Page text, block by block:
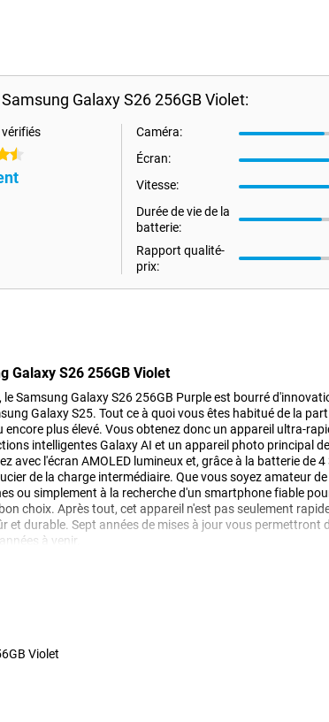
Galaxy S26 256GB Violet:
Caméra:
Écran:
Vitesse:
Durée de vie de la
batterie:
Rapport qualité-
prix:
Galaxy S26 256GB Violet
le Samsung Galaxy S26 256GB Purple est bourré
Galaxy S25. Tout ce à quoi vous êtes habitué de la
encore plus élevé. Vous obtenez donc un appareil ultra-
intelligentes Galaxy AI et un appareil photo principal
avec l'écran AMOLED lumineux et, grâce à la batterie de 4
de la charge intermédiaire. Que vous soyez amateur de
ou simplement à la recherche d'un smartphone fiable
choix. Après tout, cet appareil n'est pas seulement
et durable. Sept années de mises à jour vous permettront
à venir.
vie
que votre téléphone comprend exactement ce dont vous
exemple, vous obtenez des informations pertinentes au
vous ? Votre téléphone vous suggère un itinéraire à
photo de vous ? Votre appareil le détecte et propose
Violet